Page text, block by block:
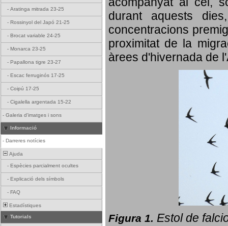
- Aratinga mitrada 23-25
- Rossinyol del Japó 21-25
- Brocat variable 24-25
- Monarca 23-25
- Papallona tigre 23-27
- Escac ferruginós 17-25
- Coipú 17-25
- Cigalella argentada 15-22
- Galeria d'imatges i sons
Informació
- Darreres notícies
Ajuda
- Espècies parcialment ocultes
- Explicació dels símbols
- FAQ
Estadístiques
Tutorials
durant aquests
concentracions
proximitat de la
àrees d'hivernada de
Figura 1. Estol de